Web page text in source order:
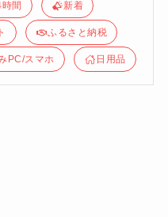
間 新着
ふるさと納税
PC/スマホ 日用品